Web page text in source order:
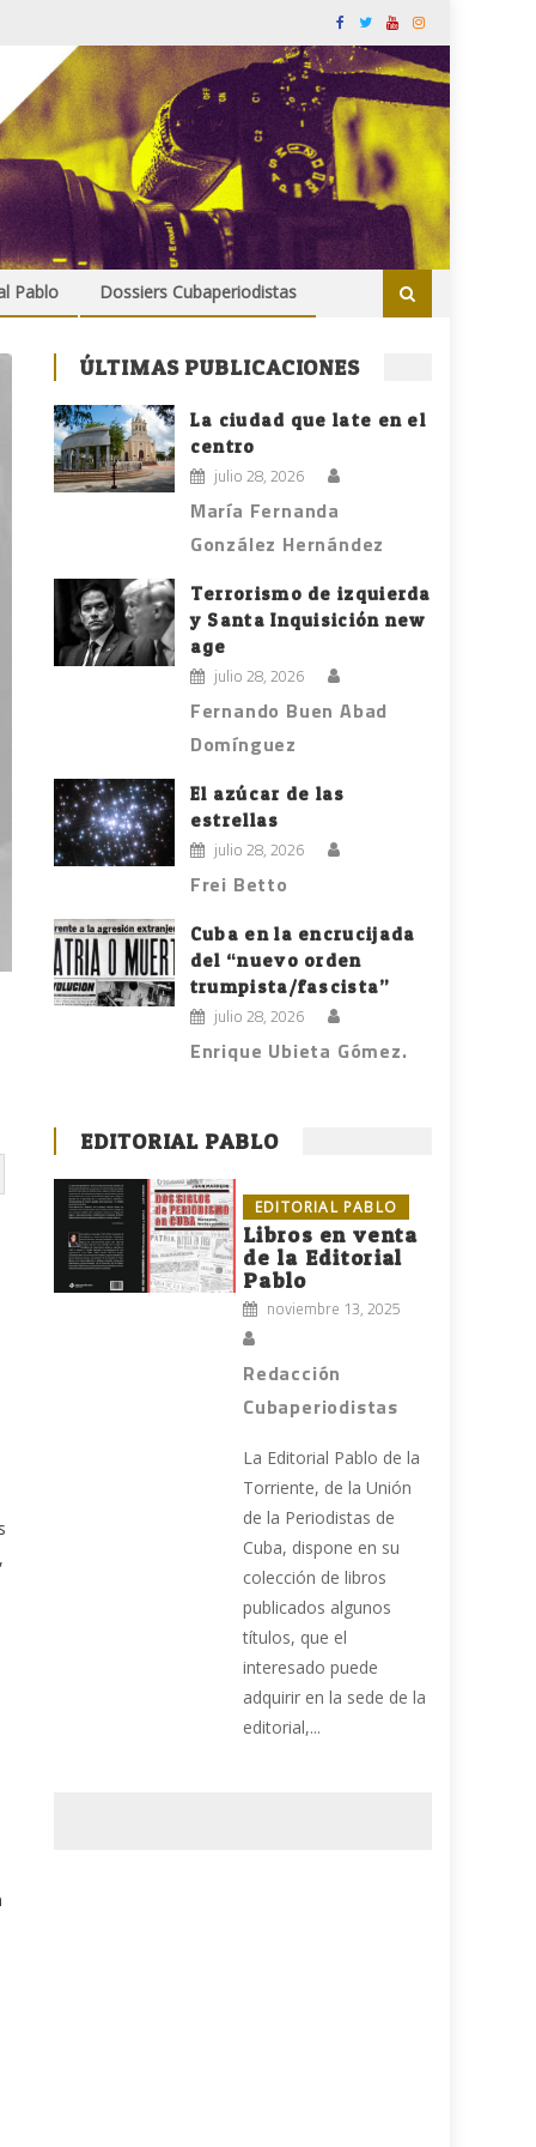
Pablo Dossiers Cubaperiodistas
ÚLTIMAS PUBLICACIONES
La ciudad que late en el
centro
julio 28, 2026
María Fernanda
González Hernández
Terrorismo de izquierda
y Santa Inquisición new
age
julio 28, 2026
Fernando Buen Abad
Domínguez
El azúcar de las
estrellas
julio 28, 2026
Frei Betto
Cuba en la encrucijada
del “nuevo orden
trumpista/fascista”
julio 28, 2026
Enrique Ubieta Gómez.
EDITORIAL PABLO
EDITORIAL PABLO
Libros en venta
de la Editorial
Pablo
noviembre 13, 2025
Redacción
Cubaperiodistas
La Editorial Pablo de la
Torriente, de la Unión
de la Periodistas de
Cuba, dispone en su
colección de libros
publicados algunos
títulos, que el
interesado puede
adquirir en la sede de la
editorial,...